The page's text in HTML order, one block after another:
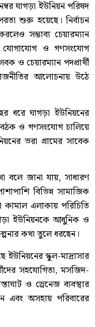
ঘাগড়া ইউনিয়ন পরিষদ
শুরু হয়েছে। নির্বাচন
সম্ভাব্য চেয়ারম্যান
যোগাযোগ ও গণসংযোগ
ও চেয়ারম্যান পদপ্রার্থী
আলোচনায় উঠে
ধরে ঘাগড়া ইউনিয়নের
ও গণসংযোগ চালিয়ে
ভরা গ্রামের সাবেক
বলে জানা যায়, সাধারণ
বিভিন্ন সামাজিক
কামাল এলাকায় পরিচিতি
ইউনিয়নকে আধুনিক ও
কথা তুলে ধরছেন।
ইউনিয়নের স্কুল-মাদ্রাসার
সহযোগিতা, মসজিদ-
ও ড্রেনেজ ব্যবস্থার
এবং অসহায় পরিবারের